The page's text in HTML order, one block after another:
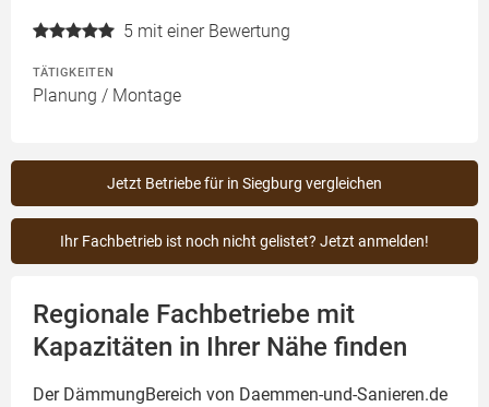
5 mit einer Bewertung
TÄTIGKEITEN
Planung / Montage
Jetzt Betriebe für in Siegburg vergleichen
Ihr Fachbetrieb ist noch nicht gelistet? Jetzt anmelden!
Regionale Fachbetriebe mit
Kapazitäten in Ihrer Nähe finden
Der DämmungBereich von Daemmen-und-Sanieren.de